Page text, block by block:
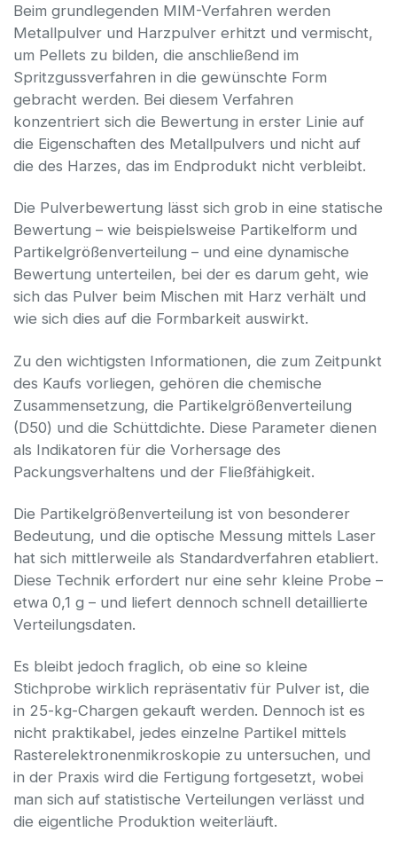
Beim grundlegenden MIM-Verfahren werden
Metallpulver und Harzpulver erhitzt und vermischt,
um Pellets zu bilden, die anschließend im
Spritzgussverfahren in die gewünschte Form
gebracht werden. Bei diesem Verfahren
konzentriert sich die Bewertung in erster Linie auf
die Eigenschaften des Metallpulvers und nicht auf
die des Harzes, das im Endprodukt nicht verbleibt.
Die Pulverbewertung lässt sich grob in eine statische
Bewertung – wie beispielsweise Partikelform und
Partikelgrößenverteilung – und eine dynamische
Bewertung unterteilen, bei der es darum geht, wie
sich das Pulver beim Mischen mit Harz verhält und
wie sich dies auf die Formbarkeit auswirkt.
Zu den wichtigsten Informationen, die zum Zeitpunkt
des Kaufs vorliegen, gehören die chemische
Zusammensetzung, die Partikelgrößenverteilung
(D50) und die Schüttdichte. Diese Parameter dienen
als Indikatoren für die Vorhersage des
Packungsverhaltens und der Fließfähigkeit.
Die Partikelgrößenverteilung ist von besonderer
Bedeutung, und die optische Messung mittels Laser
hat sich mittlerweile als Standardverfahren etabliert.
Diese Technik erfordert nur eine sehr kleine Probe –
etwa 0,1 g – und liefert dennoch schnell detaillierte
Verteilungsdaten.
Es bleibt jedoch fraglich, ob eine so kleine
Stichprobe wirklich repräsentativ für Pulver ist, die
in 25-kg-Chargen gekauft werden. Dennoch ist es
nicht praktikabel, jedes einzelne Partikel mittels
Rasterelektronenmikroskopie zu untersuchen, und
in der Praxis wird die Fertigung fortgesetzt, wobei
man sich auf statistische Verteilungen verlässt und
die eigentliche Produktion weiterläuft.